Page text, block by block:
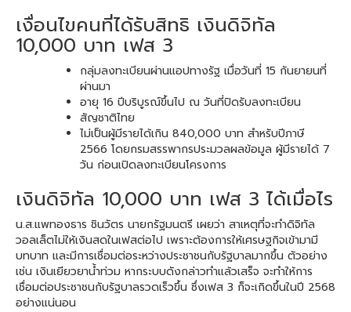
เงื่อนไขคนที่ได้รับสิทธิ เงินดิจิทัล
10,000 บาท เฟส 3
กลุ่มลงทะเบียนผ่านแอปทางรัฐ เมื่อวันที่ 15 กันยายนที่
ผ่านมา
อายุ 16 ปีบริบูรณ์ขึ้นไป ณ วันที่ปิดรับลงทะเบียน
สัญชาติไทย
ไม่เป็นผู้มีรายได้เกิน 840,000 บาท สำหรับปีภาษี
2566 โดยกรมสรรพากรประมวลผลข้อมูล ผู้มีรายได้ 7
วัน ก่อนเปิดลงทะเบียนโครงการ
เงินดิจิทัล 10,000 บาท เฟส 3 ได้เมื่อไร
น.ส.แพทองธาร ชินวัตร นายกรัฐมนตรี เผยว่า สาเหตุที่จะทำดิจิทัล
วอลเล็ตไม่ให้เงินสดในเฟสต่อไป เพราะต้องการให้เศรษฐกิจเข้ามามี
บทบาท และมีการเชื่อมต่อระหว่างประชาชนกับรัฐบาลมากขึ้น ตัวอย่าง
เช่น เงินเยียวยาน้ำท่วม หากระบบดังกล่าวทำแล้วเสร็จ จะทำให้การ
เชื่อมต่อประชาชนกับรัฐบาลรวดเร็วขึ้น ซึ่งเฟส 3 ก็จะเกิดขึ้นในปี 2568
อย่างแน่นอน